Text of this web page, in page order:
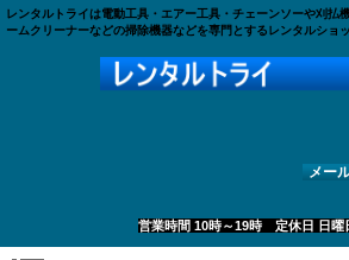
レンタルトライは電動工具・エアー工具・チェーンソーや刈払
ームクリーナーなどの掃除機器などを専門とするレンタルショッ
メー
営業時間 10時～19時 定休日 日曜